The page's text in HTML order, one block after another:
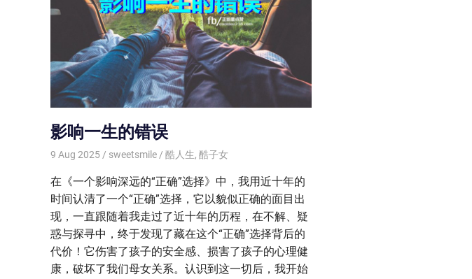
影响一生的错误
9 Aug 2025 sweetsmile 酷人生, 酷子女
在《一个影响深远的“正确”选择》中，我用近十年的
时间认清了一个“正确”选择，它以貌似正确的面目出
现，一直跟随着我走过了近十年的历程，在不解、疑
惑与探寻中，终于发现了藏在这个“正确”选择背后的
代价！它伤害了孩子的安全感、损害了孩子的心理健
康，破坏了我们母女关系。认识到这一切后，我开始